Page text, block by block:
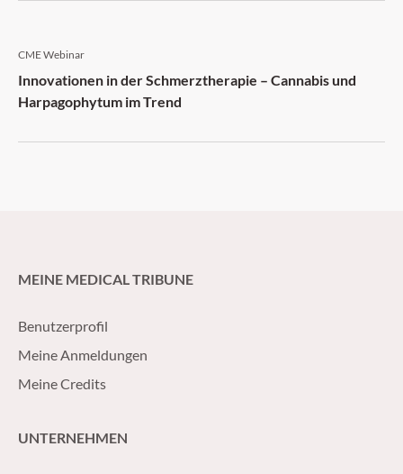
CME Webinar
Innovationen in der Schmerztherapie – Cannabis und
Harpagophytum im Trend
MEINE MEDICAL TRIBUNE
Benutzerprofil
Meine Anmeldungen
Meine Credits
UNTERNEHMEN